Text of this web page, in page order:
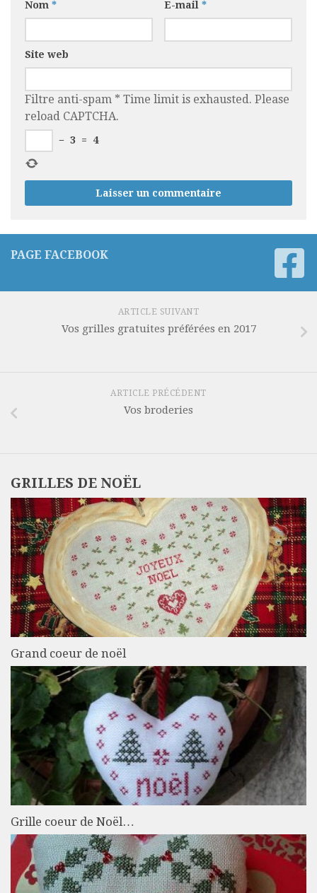
Nom * E-mail *
Site web
Filtre anti-spam * Time limit is exhausted. Please
reload CAPTCHA.
− 3 = 4
PAGE FACEBOOK
ARTICLE SUIVANT
Vos grilles gratuites préférées en 2017
ARTICLE PRÉCÉDENT
Vos broderies
GRILLES DE NOËL
Grand coeur de noël
Grille coeur de Noël…